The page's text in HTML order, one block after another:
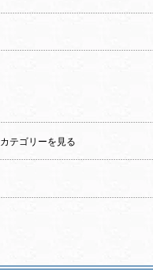
カテゴリーを見る